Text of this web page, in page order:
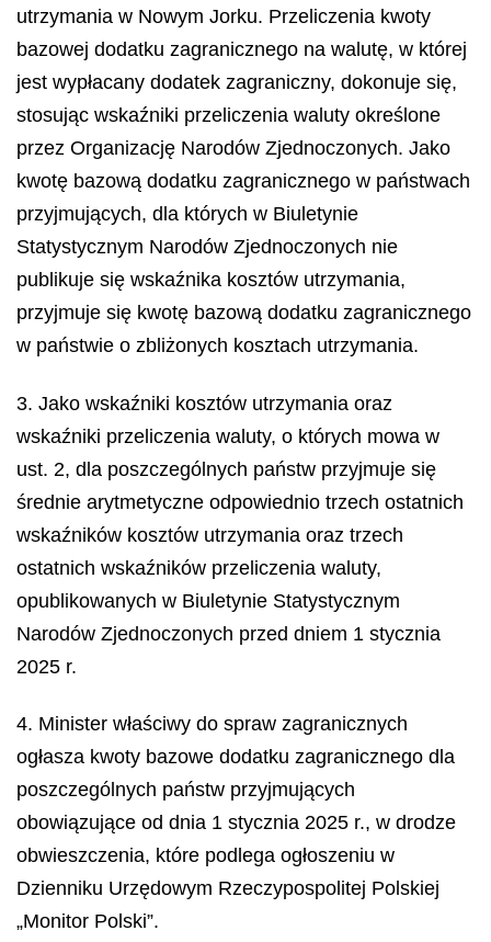
utrzymania w Nowym Jorku. Przeliczenia kwoty
bazowej dodatku zagranicznego na walutę, w której
jest wypłacany dodatek zagraniczny, dokonuje się,
stosując wskaźniki przeliczenia waluty określone
przez Organizację Narodów Zjednoczonych. Jako
kwotę bazową dodatku zagranicznego w państwach
przyjmujących, dla których w Biuletynie
Statystycznym Narodów Zjednoczonych nie
publikuje się wskaźnika kosztów utrzymania,
przyjmuje się kwotę bazową dodatku zagranicznego
w państwie o zbliżonych kosztach utrzymania.
3. Jako wskaźniki kosztów utrzymania oraz
wskaźniki przeliczenia waluty, o których mowa w
ust. 2, dla poszczególnych państw przyjmuje się
średnie arytmetyczne odpowiednio trzech ostatnich
wskaźników kosztów utrzymania oraz trzech
ostatnich wskaźników przeliczenia waluty,
opublikowanych w Biuletynie Statystycznym
Narodów Zjednoczonych przed dniem 1 stycznia
2025 r.
4. Minister właściwy do spraw zagranicznych
ogłasza kwoty bazowe dodatku zagranicznego dla
poszczególnych państw przyjmujących
obowiązujące od dnia 1 stycznia 2025 r., w drodze
obwieszczenia, które podlega ogłoszeniu w
Dzienniku Urzędowym Rzeczypospolitej Polskiej
„Monitor Polski”.